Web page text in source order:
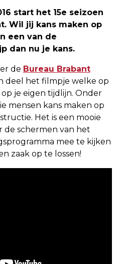
start het 15e seizoen
Wil jij kans maken op
een van de
dan nu je kans.
de Bureau Brabant
deel het filmpje welke op
je eigen tijdlijn. Onder
mensen kans maken op
Het is een mooie
de schermen van het
mee te kijken
zaak op te lossen!